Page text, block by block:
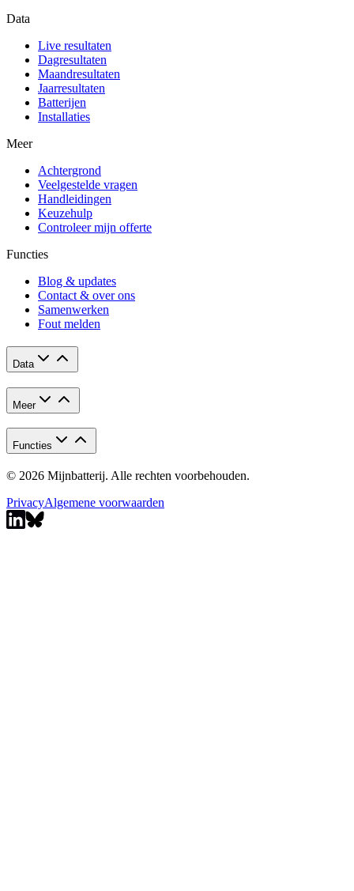
Data
Live resultaten
Dagresultaten
Maandresultaten
Jaarresultaten
Batterijen
Installaties
Meer
Achtergrond
Veelgestelde vragen
Handleidingen
Keuzehulp
Controleer mijn offerte
Functies
Blog & updates
Contact & over ons
Samenwerken
Fout melden
Data
Meer
Functies
© 2026 Mijnbatterij. Alle rechten voorbehouden.
PrivacyAlgemene voorwaarden